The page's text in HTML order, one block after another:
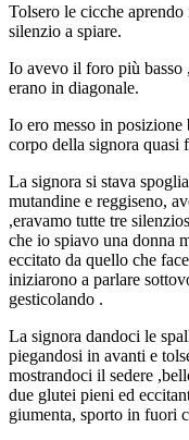
Tolsero le cicche
silenzio a spiare.
Io avevo il foro più
erano in diagonale.
Io ero messo in posizione
corpo della signora
La signora si stava
mutandine e reggiseno,
,eravamo tutte tre
che io spiavo una donna
eccitato da quello che
iniziarono a parlare
gesticolando .
La signora dandoci le
piegandosi in avanti e
mostrandoci il sedere
due glutei pieni ed
giumenta, sporto in fuori